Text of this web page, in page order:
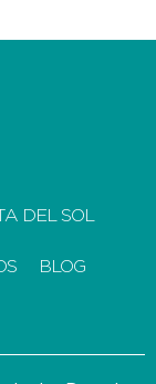
DEL SOL
BLOG